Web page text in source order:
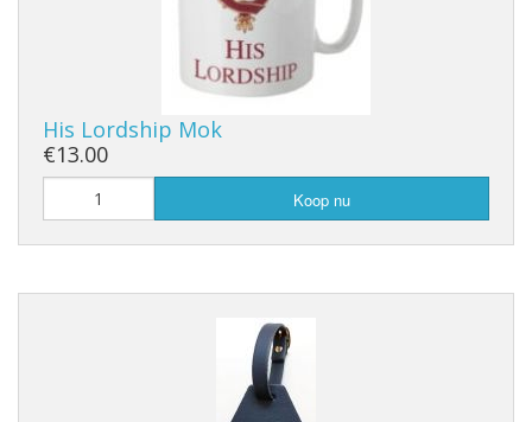
His Lordship Mok
€13.00
Koop nu